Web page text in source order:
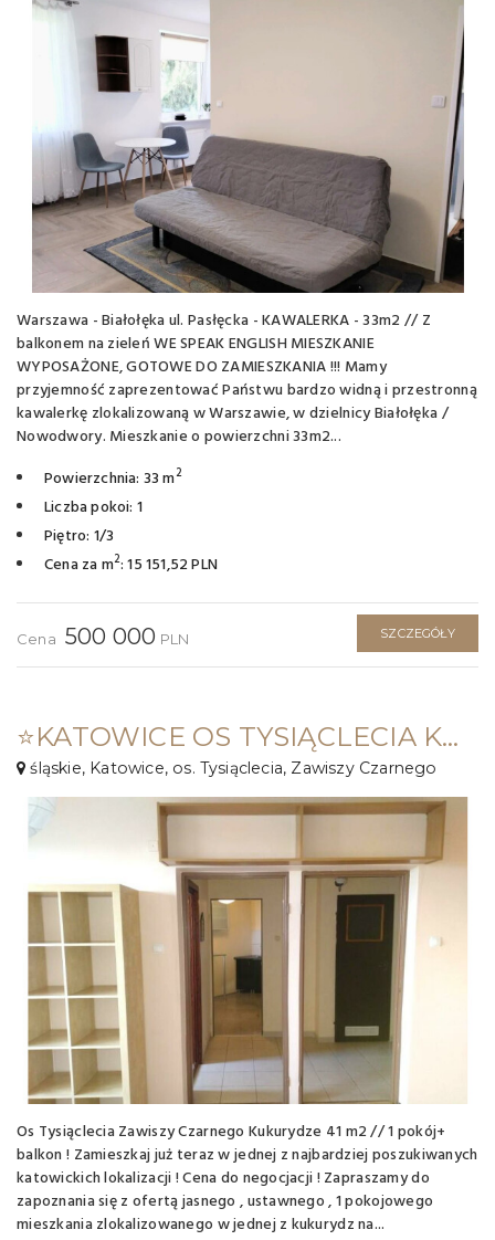
Warszawa - Białołęka ul. Pasłęcka - KAWALERKA - 33m2 // Z
balkonem na zieleń WE SPEAK ENGLISH MIESZKANIE
WYPOSAŻONE, GOTOWE DO ZAMIESZKANIA !!! Mamy
przyjemność zaprezentować Państwu bardzo widną i przestronną
kawalerkę zlokalizowaną w Warszawie, w dzielnicy Białołęka /
Nowodwory. Mieszkanie o powierzchni 33m2...
Powierzchnia: 33 m2
Liczba pokoi: 1
Piętro: 1/3
Cena za m2: 15 151,52 PLN
Cena 500 000 PLN SZCZEGÓŁY
⭐KATOWICE OS TYSIĄCLECIA KUKURYDZE 41 M2 // 1 POKÓJ+ BALKON !⭐
śląskie, Katowice, os. Tysiąclecia, Zawiszy Czarnego
Os Tysiąclecia Zawiszy Czarnego Kukurydze 41 m2 // 1 pokój+
balkon ! Zamieszkaj już teraz w jednej z najbardziej poszukiwanych
katowickich lokalizacji ! Cena do negocjacji ! Zapraszamy do
zapoznania się z ofertą jasnego , ustawnego , 1 pokojowego
mieszkania zlokalizowanego w jednej z kukurydz na...